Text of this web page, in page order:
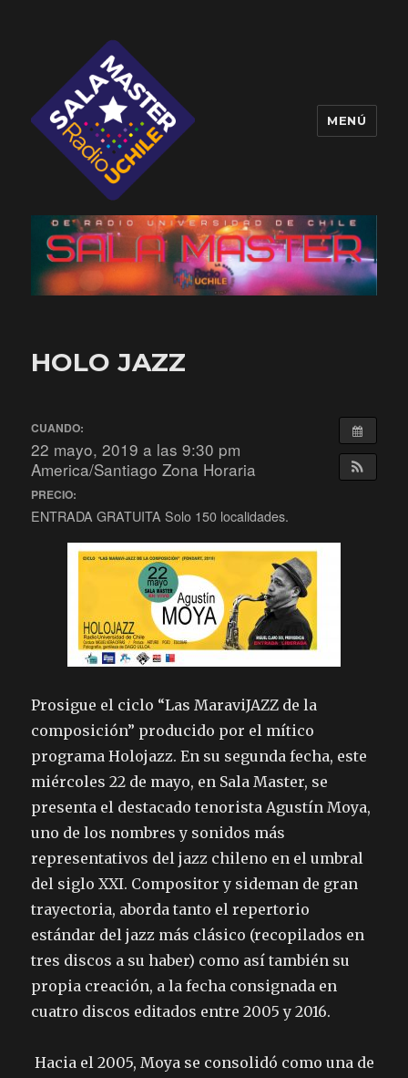
Sala Master
MENÚ
HOLO JAZZ
CUANDO:
22 mayo, 2019 a las 9:30 pm
America/Santiago Zona Horaria
PRECIO:
ENTRADA GRATUITA Solo 150 localidades.
Prosigue el ciclo “Las MaraviJAZZ de la
composición” producido por el mítico
programa Holojazz. En su segunda fecha, este
miércoles 22 de mayo, en Sala Master, se
presenta el destacado tenorista Agustín Moya,
uno de los nombres y sonidos más
representativos del jazz chileno en el umbral
del siglo XXI. Compositor y sideman de gran
trayectoria, aborda tanto el repertorio
estándar del jazz más clásico (recopilados en
tres discos a su haber) como así también su
propia creación, a la fecha consignada en
cuatro discos editados entre 2005 y 2016.
Hacia el 2005, Moya se consolidó como una de